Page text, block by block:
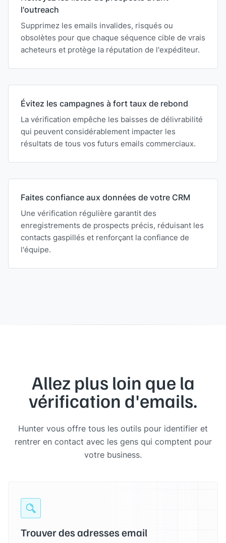
l'outreach
Supprimez les emails invalides, risqués ou
obsolètes pour que chaque séquence cible de vrais
acheteurs et protège la réputation de l'expéditeur.
Évitez les campagnes à fort taux de rebond
La vérification empêche les baisses de délivrabilité
qui peuvent considérablement impacter les
résultats de tous vos futurs emails commerciaux.
Faites confiance aux données de votre CRM
Une vérification régulière garantit des
enregistrements de prospects précis, réduisant les
contacts gaspillés et renforçant la confiance de
l'équipe.
Allez plus loin que la
vérification d'emails.
Hunter vous offre tous les outils pour identifier et
rentrer en contact avec les gens qui comptent pour
votre business.
Trouver des adresses email